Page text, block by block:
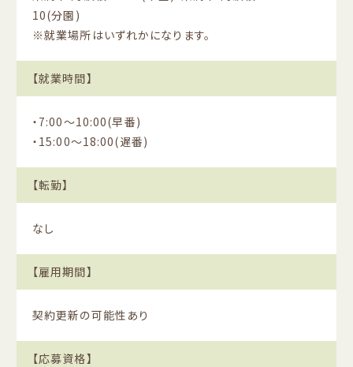
10(分園)
※就業場所はいずれかになります。
【就業時間】
・7:00〜10:00(早番)
・15:00〜18:00(遅番)
【転勤】
なし
【雇用期間】
契約更新の可能性あり
【応募資格】